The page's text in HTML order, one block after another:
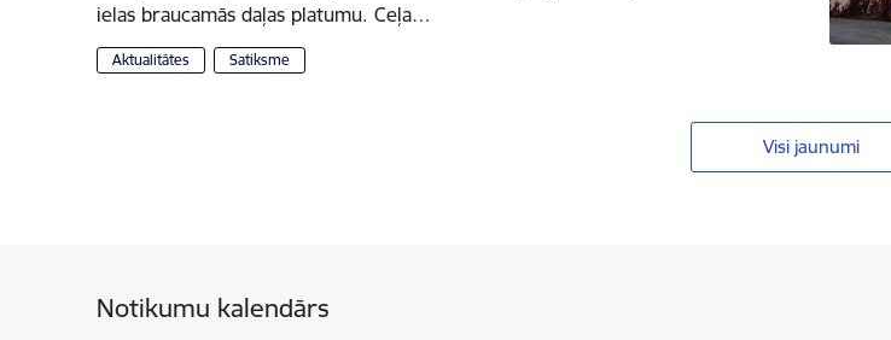
ielas braucamās daļas platumu. Ceļa…
Aktualitātes Satiksme
Visi jaunumi
Notikumu kalendārs